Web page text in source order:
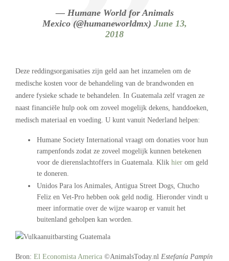
— Humane World for Animals
Mexico (@humaneworldmx) June 13,
2018
Deze reddingsorganisaties zijn geld aan het inzamelen om de
medische kosten voor de behandeling van de brandwonden en
andere fysieke schade te behandelen. In Guatemala zelf vragen ze
naast financiële hulp ook om zoveel mogelijk dekens, handdoeken,
medisch materiaal en voeding. U kunt vanuit Nederland helpen:
Humane Society International vraagt om donaties voor hun
rampenfonds zodat ze zoveel mogelijk kunnen betekenen
voor de dierenslachtoffers in Guatemala. Klik hier om geld
te doneren.
Unidos Para los Animales, Antigua Street Dogs, Chucho
Feliz en Vet-Pro hebben ook geld nodig. Hieronder vindt u
meer informatie over de wijze waarop er vanuit het
buitenland geholpen kan worden.
Bron: El Economista America ©AnimalsToday.nl Estefanía Pampín